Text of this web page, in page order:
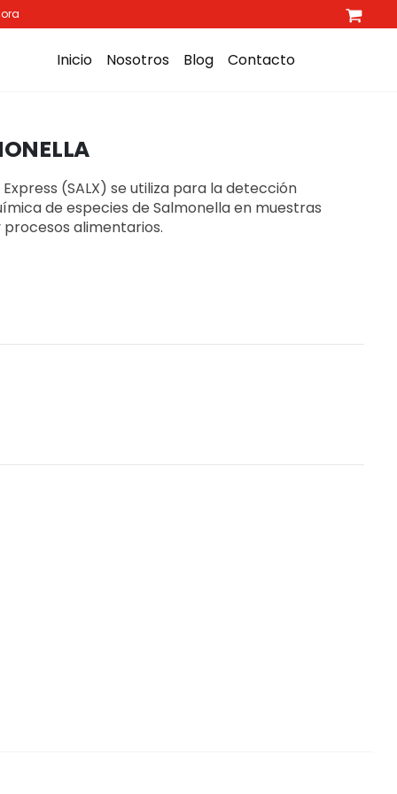
Inicio Nosotros Blog Contacto
(SALX) se utiliza para la detección
de especies de Salmonella en muestras
alimentarios.